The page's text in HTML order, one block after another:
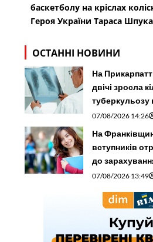
баскетболу на кріслах
Героя України Тараса Шпука
ОСТАННІ НОВИНИ
На
двічі зросла
туберкульозу
07/08/2026 14:26
На
вступників
до
07/08/2026 13:49